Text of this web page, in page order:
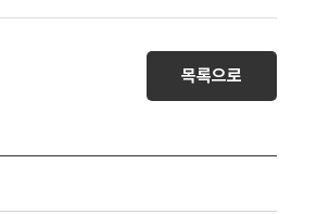
목록으로